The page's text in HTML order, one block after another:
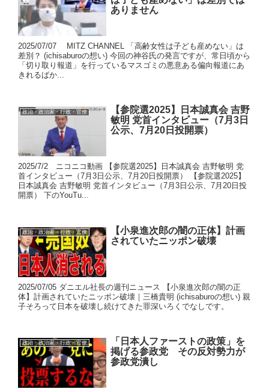
ありません
2025/07/07 MITZ CHANNEL 「高齢女性は子ども産めない」は
差別？ (ichisaburoの想い) 今回の神谷氏の発言ですが、常日頃から
「切り取り報道」を行っているマスゴミの悪意ある偏向報道にあ
きれるばか...
政治・政治家・行政・官僚
【参院選2025】日本誠真会 吉野
敏明 党首インタビュー（7月3日
公示、7月20日投開票）
2025/7/2 ニコニコ動画 【参院選2025】日本誠真会 吉野敏明 党
首インタビュー（7月3日公示、7月20日投開票） 【参院選2025】
日本誠真会 吉野敏明 党首インタビュー（7月3日公示、7月20日投
開票） 下のYouTu...
政治・政治家・行政・官僚
【小泉進次郎の闇の正体】計画
されていたニッポン破壊
2025/07/05 ダニエル社長の週刊ニュース 【小泉進次郎の闇の正
体】計画されていたニッポン破壊｜三橋貴明 (ichisaburoの想い) 親
子そろって日本を破壊し続けてきた罪深いろくでなしです。
政治・政治家・行政・官僚
「日本人ファーストの政策」を
掲げる参政党 その反対勢力が
参政党潰し